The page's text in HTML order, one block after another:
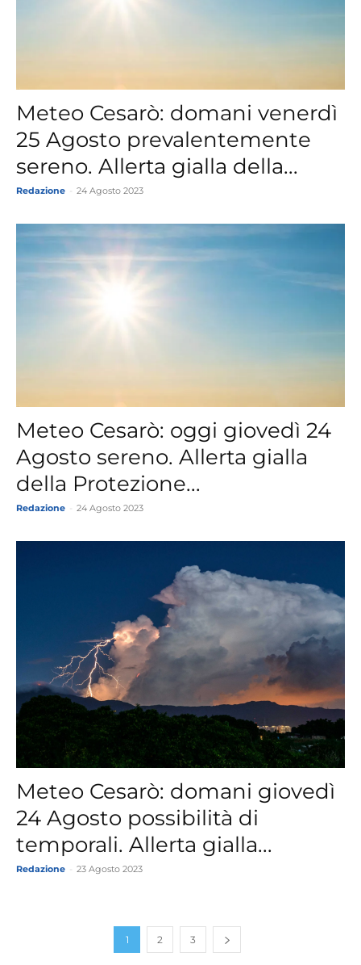
Meteo Cesarò: domani venerdì
25 Agosto prevalentemente
sereno. Allerta gialla della...
Redazione 24 Agosto 2023
Meteo Cesarò: oggi giovedì 24
Agosto sereno. Allerta gialla
della Protezione...
Redazione 24 Agosto 2023
Meteo Cesarò: domani giovedì
24 Agosto possibilità di
temporali. Allerta gialla...
Redazione 23 Agosto 2023
1 2 3